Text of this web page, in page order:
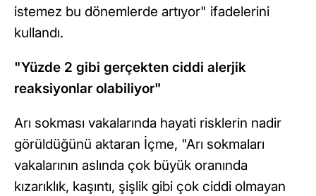
istemez bu dönemlerde artıyor" ifadelerini
kullandı.
"Yüzde 2 gibi gerçekten ciddi alerjik
reaksiyonlar olabiliyor"
Arı sokması vakalarında hayati risklerin nadir
görüldüğünü aktaran İçme, "Arı sokmaları
vakalarının aslında çok büyük oranında
kızarıklık, kaşıntı, şişlik gibi çok ciddi olmayan